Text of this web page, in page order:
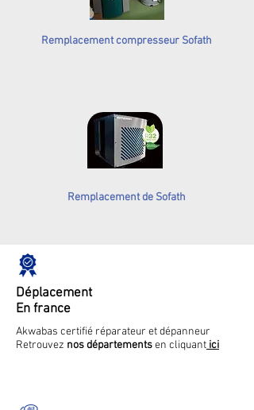
Remplacement compresseur Sofath
Remplacement de Sofath
Déplacement
En france
Akwabas certifié réparateur et dépanneur
Retrouvez nos départementsen cliquant ici